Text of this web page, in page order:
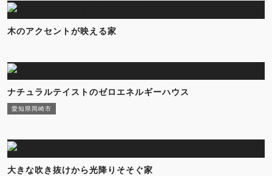
木のアクセントが映える家
ナチュラルテイストのゼロエネルギーハウス
愛知県岡崎市
大きな吹き抜けから光降りそそぐ家